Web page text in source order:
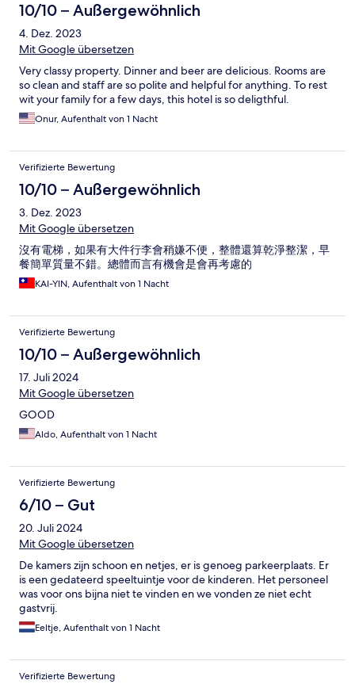
10/10 – Außergewöhnlich
4. Dez. 2023
Mit Google übersetzen
Very classy property. Dinner and beer are delicious. Rooms are
so clean and staff are so polite and helpful for anything. To rest
wit your family for a few days, this hotel is so deligthful.
Onur, Aufenthalt von 1 Nacht
Verifizierte Bewertung
10/10 – Außergewöhnlich
3. Dez. 2023
Mit Google übersetzen
沒有電梯，如果有大件行李會稍嫌不便，整體還算乾淨整潔，早
餐簡單質量不錯。總體而言有機會是會再考慮的
KAI-YIN, Aufenthalt von 1 Nacht
Verifizierte Bewertung
10/10 – Außergewöhnlich
17. Juli 2024
Mit Google übersetzen
GOOD
Aldo, Aufenthalt von 1 Nacht
Verifizierte Bewertung
6/10 – Gut
20. Juli 2024
Mit Google übersetzen
De kamers zijn schoon en netjes, er is genoeg parkeerplaats. Er
is een gedateerd speeltuintje voor de kinderen. Het personeel
was voor ons bijna niet te vinden en we vonden ze niet echt
gastvrij.
Eeltje, Aufenthalt von 1 Nacht
Verifizierte Bewertung